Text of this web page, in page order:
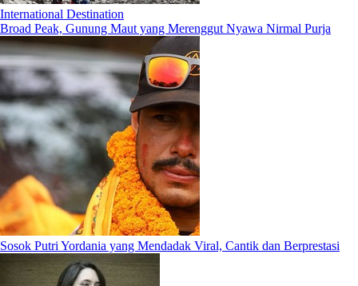
International Destination
Broad Peak, Gunung Maut yang Merenggut Nyawa Nirmal Purja
Sosok Putri Yordania yang Mendadak Viral, Cantik dan Berprestasi